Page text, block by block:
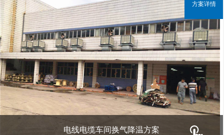
电线电缆车间换气降温方案
方案详情